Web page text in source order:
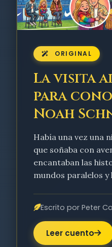
ORIGINAL
La visita
para
Noah
Había una vez una
que soñaba con
encantaban las
mundos paralelos y
Escrito por Peter
Leer cuento